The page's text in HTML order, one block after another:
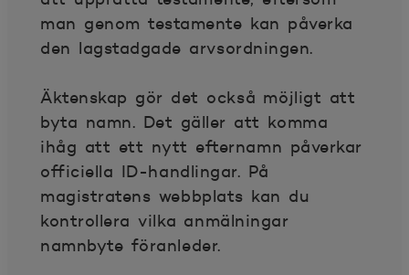
man genom testamente kan påverka
den lagstadgade arvsordningen.
Äktenskap gör det också möjligt att
byta namn. Det gäller att komma
ihåg att ett nytt efternamn påverkar
officiella ID-handlingar. På
magistratens webbplats kan du
kontrollera vilka anmälningar
namnbyte föranleder.